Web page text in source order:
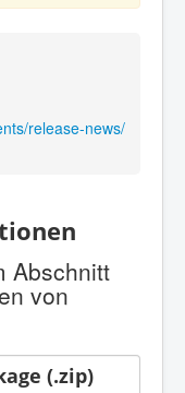
release-news/
Abschnitt
von
(.zip)